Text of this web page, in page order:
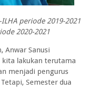
periode 2019-2021
2020-2021
Anwar Sanusi
kita lakukan terutama
menjadi pengurus
Semester dua